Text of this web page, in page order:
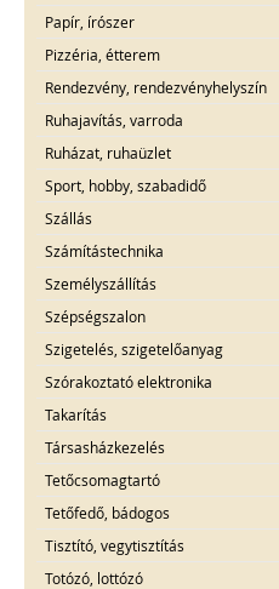
Papír, írószer
Pizzéria, étterem
Rendezvény, rendezvényhelyszín
Ruhajavítás, varroda
Ruházat, ruhaüzlet
Sport, hobby, szabadidő
Szállás
Számítástechnika
Személyszállítás
Szépségszalon
Szigetelés, szigetelőanyag
Szórakoztató elektronika
Takarítás
Társasházkezelés
Tetőcsomagtartó
Tetőfedő, bádogos
Tisztító, vegytisztítás
Totózó, lottózó